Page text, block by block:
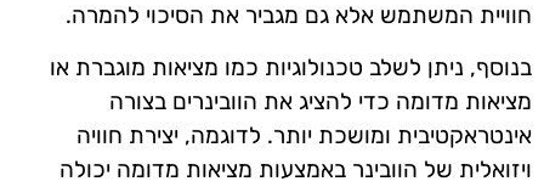
חוויית המשתמש אלא גם מגביר את הסיכוי להמרה.
בנוסף, ניתן לשלב טכנולוגיות כמו מציאות מוגברת או
מציאות מדומה כדי להציג את הוובינרים בצורה
אינטראקטיבית ומושכת יותר. לדוגמה, יצירת חוויה
ויזואלית של הוובינר באמצעות מציאות מדומה יכולה